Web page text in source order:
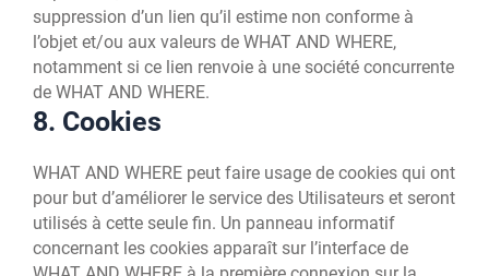
suppression d’un lien qu’il estime non conforme à
l’objet et/ou aux valeurs de WHAT AND WHERE,
notamment si ce lien renvoie à une société concurrente
de WHAT AND WHERE.
8. Cookies
WHAT AND WHERE peut faire usage de cookies qui ont
pour but d’améliorer le service des Utilisateurs et seront
utilisés à cette seule fin. Un panneau informatif
concernant les cookies apparaît sur l’interface de